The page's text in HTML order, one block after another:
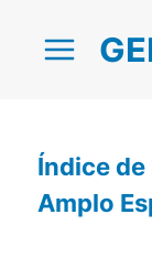
Índice
Amplo